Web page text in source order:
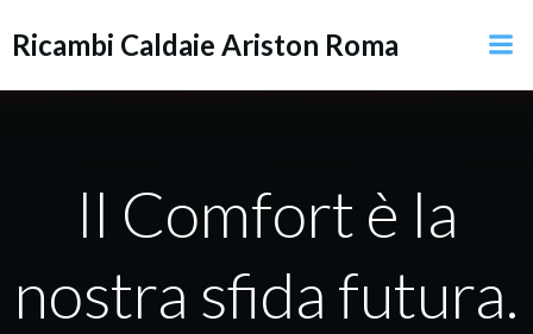
al
Ricambi Caldaie Ariston Roma
Il Comfort è la
nostra sfida futura.